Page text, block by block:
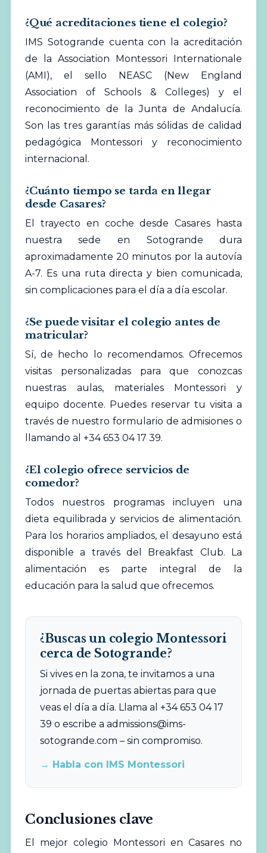
¿Qué acreditaciones tiene el colegio?
IMS Sotogrande cuenta con la acreditación
de la Association Montessori Internationale
(AMI), el sello NEASC (New England
Association of Schools & Colleges) y el
reconocimiento de la Junta de Andalucía.
Son las tres garantías más sólidas de calidad
pedagógica Montessori y reconocimiento
internacional.
¿Cuánto tiempo se tarda en llegar
desde Casares?
El trayecto en coche desde Casares hasta
nuestra sede en Sotogrande dura
aproximadamente 20 minutos por la autovía
A-7. Es una ruta directa y bien comunicada,
sin complicaciones para el día a día escolar.
¿Se puede visitar el colegio antes de
matricular?
Sí, de hecho lo recomendamos. Ofrecemos
visitas personalizadas para que conozcas
nuestras aulas, materiales Montessori y
equipo docente. Puedes reservar tu visita a
través de nuestro formulario de admisiones o
llamando al +34 653 04 17 39.
¿El colegio ofrece servicios de
comedor?
Todos nuestros programas incluyen una
dieta equilibrada y servicios de alimentación.
Para los horarios ampliados, el desayuno está
disponible a través del Breakfast Club. La
alimentación es parte integral de la
educación para la salud que ofrecemos.
¿Buscas un colegio Montessori
cerca de Sotogrande?
Si vives en la zona, te invitamos a una
jornada de puertas abiertas para que
veas el día a día. Llama al +34 653 04 17
39 o escribe a admissions@ims-
sotogrande.com – sin compromiso.
→ Habla con IMS Montessori
Conclusiones clave
El mejor colegio Montessori en Casares no